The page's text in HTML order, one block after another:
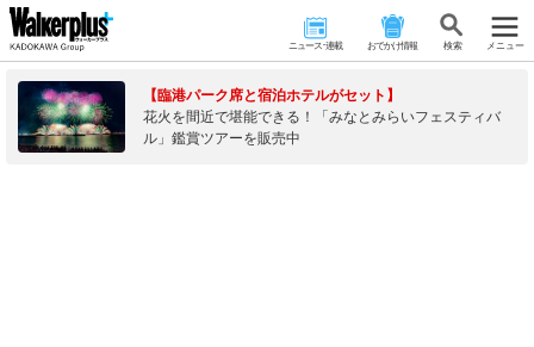
ニュース･連載 おでかけ情報 検 索 メニュー
【臨港パーク席と宿泊ホテルがセット】
花火を間近で堪能できる！「みなとみらいフェスティバ
ル」鑑賞ツアーを販売中